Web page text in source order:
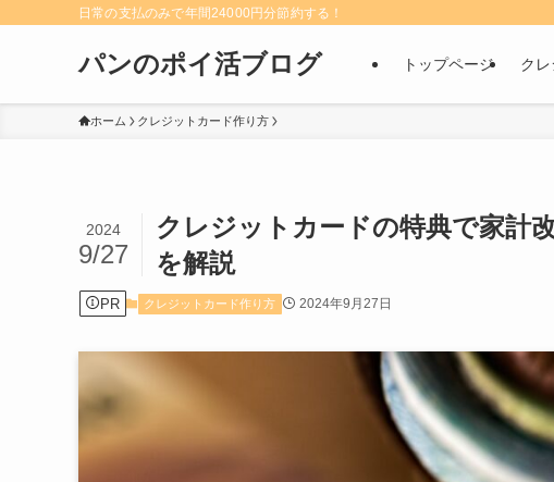
日常の支払のみで年間24000円分節約する！
パンのポイ活ブログ トップページ ク
ホーム クレジットカード作り方
クレジットカードの特典で家計
を解説
2024
9/27
PR クレジットカード作り方 2024年9月27日